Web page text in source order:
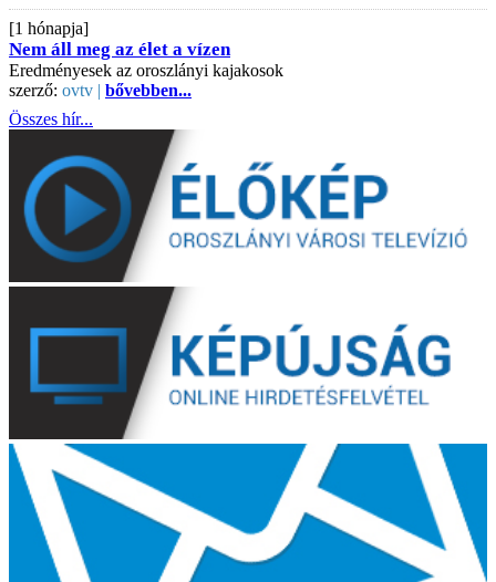
[1 hónapja]
Nem áll meg az élet a vízen
Eredményesek az oroszlányi kajakosok
szerző: ovtv | bővebben...
Összes hír...